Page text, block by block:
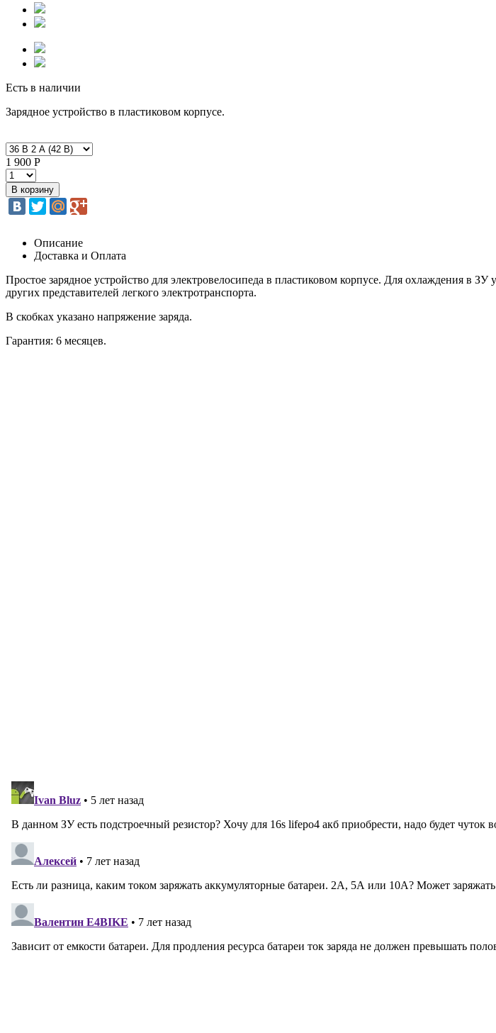
Есть в наличии
Зарядное устройство в пластиковом корпусе.
1 900 Р
Описание
Доставка и Оплата
Простое зарядное устройство для электровелосипеда в пластиковом корпусе. Для охлаждения в ЗУ
других представителей легкого электротранспорта.
В скобках указано напряжение заряда.
Гарантия: 6 месяцев.